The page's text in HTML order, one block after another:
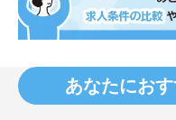
あなたにお